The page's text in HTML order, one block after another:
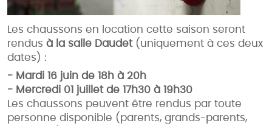
Les chaussons en location cette saison seront
rendus à la salle Daudet(uniquement à ces deux
dates) :
- Mardi 16 juin de 18h à 20h
- Mercredi 01 juillet de 17h30 à 19h30
Les chaussons peuvent être rendus par toute
personne disponible (parents, grands-parents,